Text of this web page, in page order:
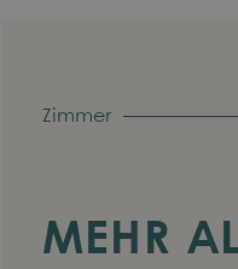
Zimmer
MEHR